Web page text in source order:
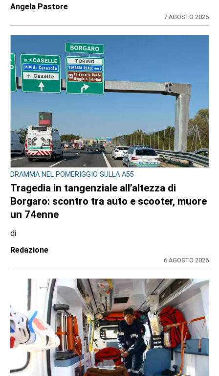
Stefano Tubia
SPORT
Movimento & Natura: trionfo alla World
Rafting Cup in Kenya